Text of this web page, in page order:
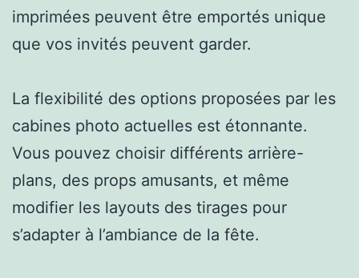
imprimées peuvent être emportés unique
que vos invités peuvent garder.
La flexibilité des options proposées par les
cabines photo actuelles est étonnante.
Vous pouvez choisir différents arrière-
plans, des props amusants, et même
modifier les layouts des tirages pour
s’adapter à l’ambiance de la fête.